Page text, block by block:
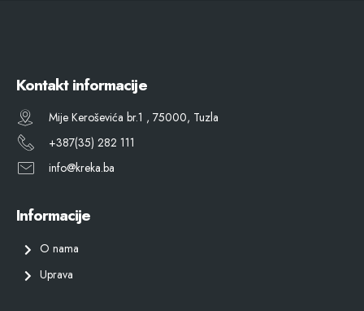
Kontakt informacije
Mije Keroševića br.1 , 75000, Tuzla
+387(35) 282 111
info@kreka.ba
Informacije
O nama
Uprava